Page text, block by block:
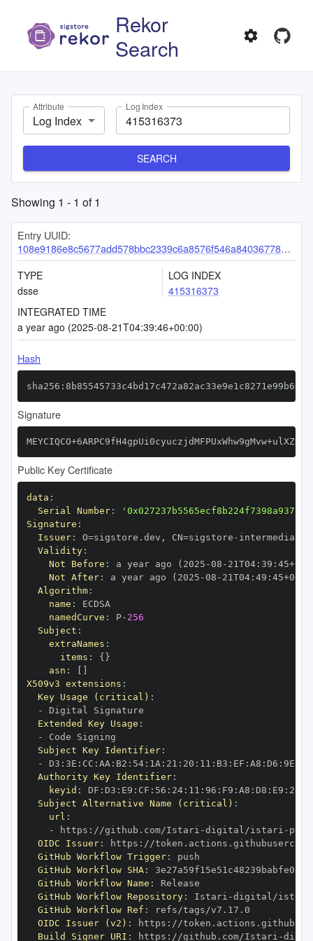
Rekor
Search
Attribute
Log Index
Log Index
SEARCH
Showing 1 - 1 of1
Entry UUID:
108e9186e8c5677add578bbc2339c6a8576f546a84036778011a6efbbda330ef4def346734bedd47
TYPE
dsse
LOG INDEX
415316373
INTEGRATED TIME
a year ago (2025-08-21T04:39:46+00:00)
Hash
Signature
Public Key Certificate
data :
Serial Number:
Signature :
Issuer: O=sigstore.dev , CN=sigstore -
Validity:
Not Before : a year ago (2025 -08 - 21T04: 39 : 45+00
Not After: a year ago (2025 -08 - 21T04: 49 : 45+00
Algorithm:
name :
namedCurve : P- 256
Subject :
extraNames :
items : { }
asn :
X509v3 extensions :
Key Usage (critical) :
-
Extended Key Usage :
-
Subject Key Identifier:
-
D3 : 3E : CC : AA : B2 : 54: 1A : 21 : 20 : 11 : B3 : EF : A8 : D6 : 9E
Authority Key Identifier:
keyid : DF : D3 : E9 : CF : 56 : 24: 11 : 96 : F9 : A8 : D8 : E9 : 28
Subject Alternative Name (critical) :
url :
-
https : //github.com/Istari -digital/istari -
OIDC Issuer: https :
GitHub Workflow Trigger:
GitHub Workflow SHA:
GitHub Workflow Name :
GitHub Workflow Repository: Istari -digital/istari
GitHub Workflow Ref :
OIDC Issuer (v2) : https :
Build Signer URI : https : //github.com/Istari -